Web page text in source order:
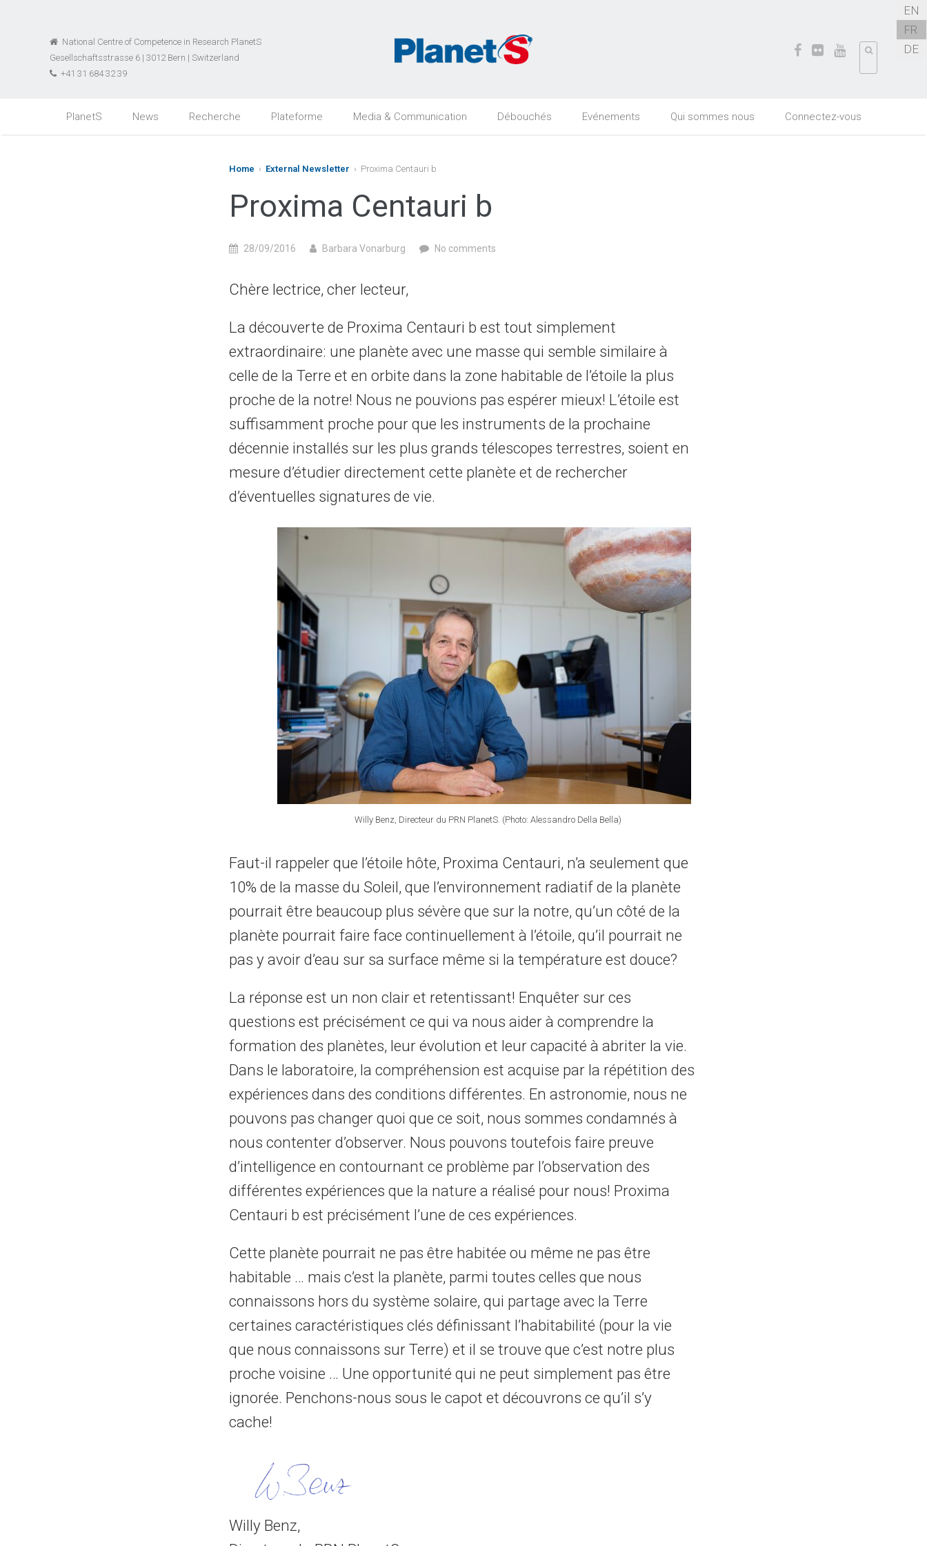
National Centre of Competence in Research PlanetS
Gesellschaftsstrasse 6 | 3012 Bern | Switzerland
+41 31 684 32 39
EN
FR
DE
PlanetS News Recherche Plateforme Media & Communication Débouchés Evénements Qui sommes nous Connectez-vous
Home › External Newsletter › Proxima Centauri b
Proxima Centauri b
28/09/2016 Barbara Vonarburg No comments
Chère lectrice, cher lecteur,
La découverte de Proxima Centauri b est tout simplement
extraordinaire: une planète avec une masse qui semble similaire à
celle de la Terre et en orbite dans la zone habitable de l’étoile la plus
proche de la notre! Nous ne pouvions pas espérer mieux! L’étoile est
suffisamment proche pour que les instruments de la prochaine
décennie installés sur les plus grands télescopes terrestres, soient en
mesure d’étudier directement cette planète et de rechercher
d’éventuelles signatures de vie.
Willy Benz, Directeur du PRN PlanetS. (Photo: Alessandro Della Bella)
Faut-il rappeler que l’étoile hôte, Proxima Centauri, n’a seulement que
10% de la masse du Soleil, que l’environnement radiatif de la planète
pourrait être beaucoup plus sévère que sur la notre, qu’un côté de la
planète pourrait faire face continuellement à l’étoile, qu’il pourrait ne
pas y avoir d’eau sur sa surface même si la température est douce?
La réponse est un non clair et retentissant! Enquêter sur ces
questions est précisément ce qui va nous aider à comprendre la
formation des planètes, leur évolution et leur capacité à abriter la vie.
Dans le laboratoire, la compréhension est acquise par la répétition des
expériences dans des conditions différentes. En astronomie, nous ne
pouvons pas changer quoi que ce soit, nous sommes condamnés à
nous contenter d’observer. Nous pouvons toutefois faire preuve
d’intelligence en contournant ce problème par l’observation des
différentes expériences que la nature a réalisé pour nous! Proxima
Centauri b est précisément l’une de ces expériences.
Cette planète pourrait ne pas être habitée ou même ne pas être
habitable … mais c’est la planète, parmi toutes celles que nous
connaissons hors du système solaire, qui partage avec la Terre
certaines caractéristiques clés définissant l’habitabilité (pour la vie
que nous connaissons sur Terre) et il se trouve que c’est notre plus
proche voisine … Une opportunité qui ne peut simplement pas être
ignorée. Penchons-nous sous le capot et découvrons ce qu’il s’y
cache!
Willy Benz,